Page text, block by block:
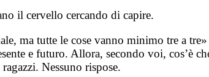
il cervello cercando di capire.
ma tutte le cose vanno minimo tre a
e futuro. Allora, secondo voi, cos’è
Nessuno rispose.